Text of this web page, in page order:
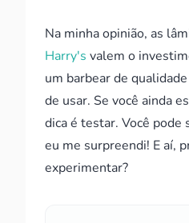
Na minha opinião, as
Harry's valem o
um barbear de
de usar. Se você ainda
dica é testar. Você pode
eu me surpreendi! E aí,
experimentar?